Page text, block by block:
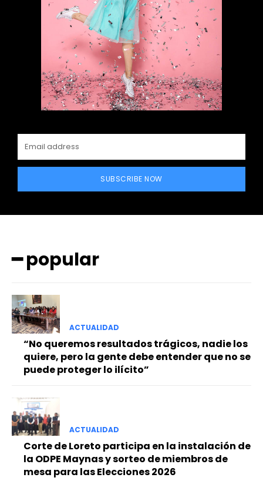
━ Planes
SUBSCRIBE NOW
━ popular
ACTUALIDAD
“No queremos resultados trágicos, nadie los
quiere, pero la gente debe entender que no se
puede proteger lo ilícito”
ACTUALIDAD
Corte de Loreto participa en la instalación de
la ODPE Maynas y sorteo de miembros de
mesa para las Elecciones 2026